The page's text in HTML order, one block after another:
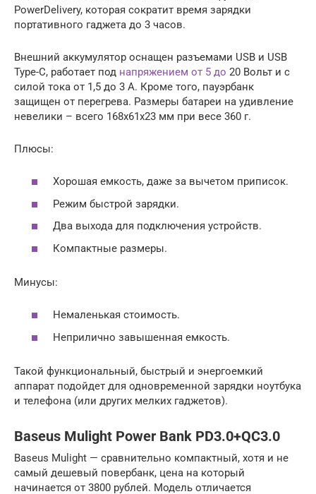
PowerDelivery, которая сократит время зарядки
портативного гаджета до 3 часов.
Внешний аккумулятор оснащен разъемами USB и USB
Type-C, работает под напряжением от 5 до 20 Вольт и с
силой тока от 1,5 до 3 А. Кроме того, пауэрбанк
защищен от перегрева. Размеры батареи на удивление
невелики – всего 168x61x23 мм при весе 360 г.
Плюсы:
Хорошая емкость, даже за вычетом приписок.
Режим быстрой зарядки.
Два выхода для подключения устройств.
Компактные размеры.
Минусы:
Немаленькая стоимость.
Неприлично завышенная емкость.
Такой функциональный, быстрый и энергоемкий
аппарат подойдет для одновременной зарядки ноутбука
и телефона (или других мелких гаджетов).
Baseus Mulight Power Bank PD3.0+QC3.0
Baseus Mulight — сравнительно компактный, хотя и не
самый дешевый повербанк, цена на который
начинается от 3800 рублей. Модель отличается